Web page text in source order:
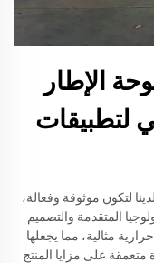
الإطار
لتطبيقات
لتكون موثوقة وفعالة،
المتقدمة والتصميم
مثالية، مما يجعلها
على مزايا المنتج